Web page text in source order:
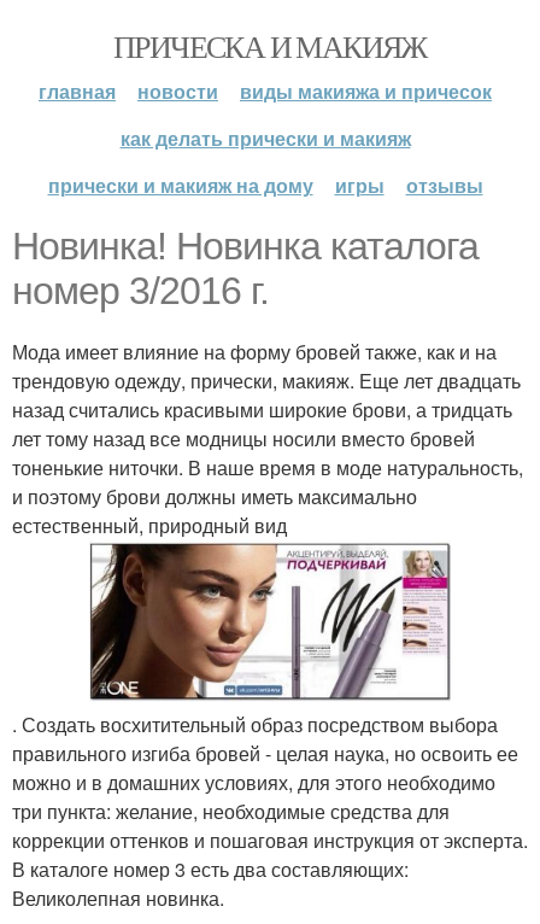
ПРИЧЕСКА И МАКИЯЖ
главная новости
виды макияжа и причесок
как делать прически и макияж
прически и макияж на дому
игры отзывы
Новинка! Новинка каталога
номер 3/2016 г.
Мода имеет влияние на форму бровей также, как и на
трендовую одежду, прически, макияж. Еще лет двадцать
назад считались красивыми широкие брови, а тридцать
лет тому назад все модницы носили вместо бровей
тоненькие ниточки. В наше время в моде натуральность,
и поэтому брови должны иметь максимально
естественный, природный вид
. Создать восхитительный образ посредством выбора
правильного изгиба бровей - целая наука, но освоить ее
можно и в домашних условиях, для этого необходимо
три пункта: желание, необходимые средства для
коррекции оттенков и пошаговая инструкция от эксперта.
В каталоге номер 3 есть два составляющих:
Великолепная новинка.